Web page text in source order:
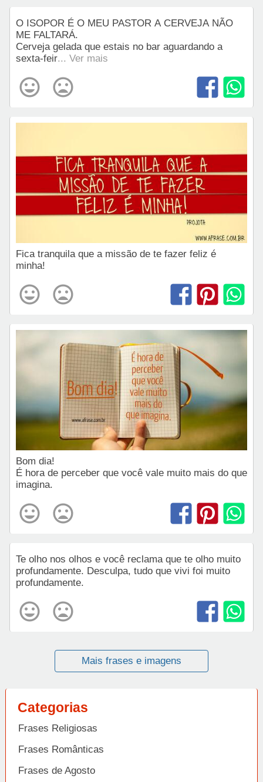
O ISOPOR É O MEU PASTOR A CERVEJA NÃO
ME FALTARÁ.
Cerveja gelada que estais no bar aguardando a
sexta-feir... Ver mais
Fica tranquila que a missão de te fazer feliz é
minha!
Bom dia!
É hora de perceber que você vale muito mais do que
imagina.
Te olho nos olhos e você reclama que te olho muito
profundamente. Desculpa, tudo que vivi foi muito
profundamente.
Mais frases e imagens
Categorias
Frases Religiosas
Frases Românticas
Frases de Agosto